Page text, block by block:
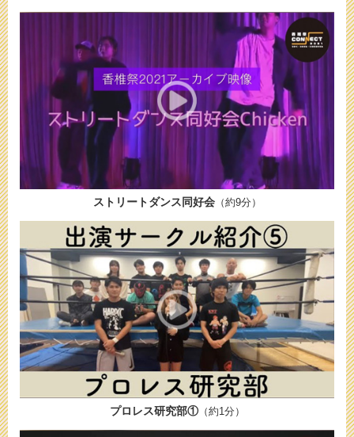
ストリートダンス同好会（約9分）
プロレス研究部①（約1分）